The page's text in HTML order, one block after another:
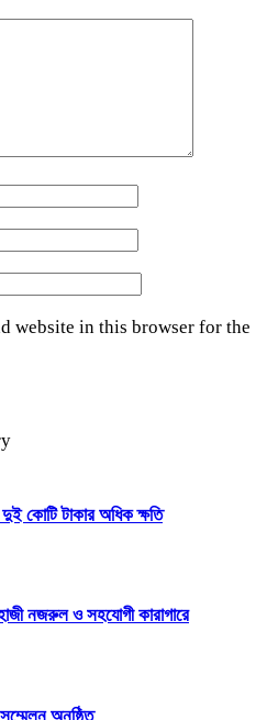
website in this browser for the
কোটি টাকার অধিক ক্ষতি
নজরুল ও সহযোগী কারাগারে
অনুষ্ঠিত